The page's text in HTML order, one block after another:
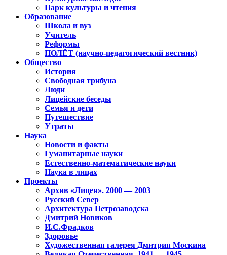
Парк культуры и чтения
Образование
Школа и вуз
Учитель
Реформы
ПОЛЁТ (научно-педагогический вестник)
Общество
История
Свободная трибуна
Люди
Лицейские беседы
Семья и дети
Путешествие
Утраты
Наука
Новости и факты
Гуманитарные науки
Естественно-математические науки
Наука в лицах
Проекты
Архив «Лицея». 2000 — 2003
Русский Север
Архитектура Петрозаводска
Дмитрий Новиков
И.С.Фрадков
Здоровье
Художественная галерея Дмитрия Москина